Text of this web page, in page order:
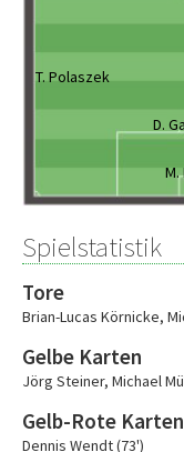
T. Polaszek
D.
Spielstatistik
Tore
Brian-Lucas Körnicke,
Gelbe Karten
Jörg Steiner, Michael
Gelb-Rote Karten
Dennis Wendt (73')